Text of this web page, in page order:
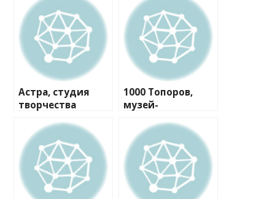
Астра, студия
творчества
1000 Топоров,
музей-